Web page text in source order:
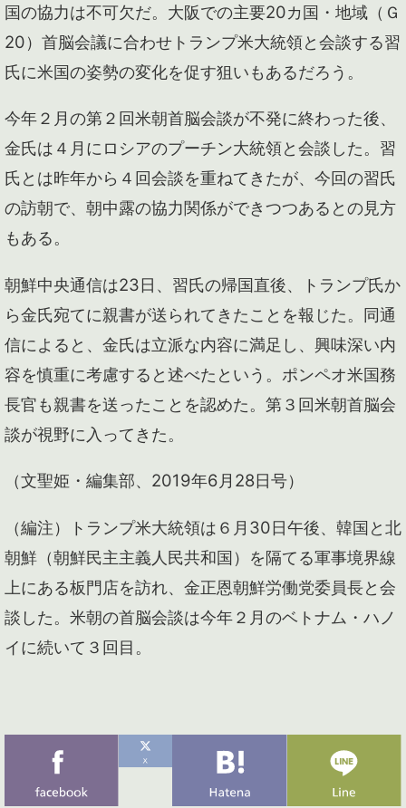
国の協力は不可欠だ。大阪での主要20カ国・地域（Ｇ
20）首脳会議に合わせトランプ米大統領と会談する習
氏に米国の姿勢の変化を促す狙いもあるだろう。
今年２月の第２回米朝首脳会談が不発に終わった後、
金氏は４月にロシアのプーチン大統領と会談した。習
氏とは昨年から４回会談を重ねてきたが、今回の習氏
の訪朝で、朝中露の協力関係ができつつあるとの見方
もある。
朝鮮中央通信は23日、習氏の帰国直後、トランプ氏か
ら金氏宛てに親書が送られてきたことを報じた。同通
信によると、金氏は立派な内容に満足し、興味深い内
容を慎重に考慮すると述べたという。ポンペオ米国務
長官も親書を送ったことを認めた。第３回米朝首脳会
談が視野に入ってきた。
（文聖姫・編集部、2019年6月28日号）
（編注）トランプ米大統領は６月30日午後、韓国と北
朝鮮（朝鮮民主主義人民共和国）を隔てる軍事境界線
上にある板門店を訪れ、金正恩朝鮮労働党委員長と会
談した。米朝の首脳会談は今年２月のベトナム・ハノ
イに続いて３回目。